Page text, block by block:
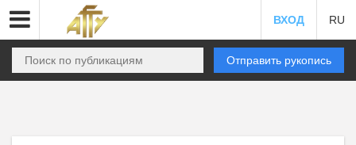
ВХОД RU
Отправить рукопись